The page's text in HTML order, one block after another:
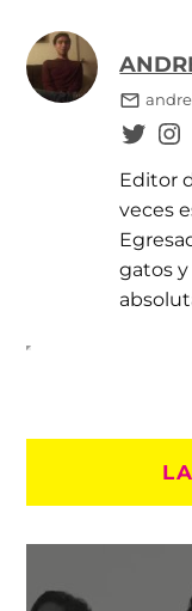
Editor
veces
gatos